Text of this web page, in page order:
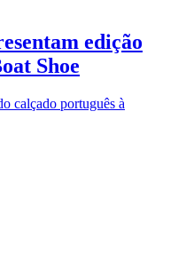
edição
Shoe
calçado português à